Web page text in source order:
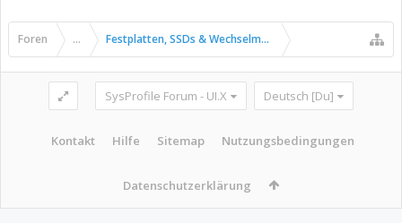
Foren ... Festplatten, SSDs & Wechselmedien
SysProfile Forum - UI.X Deutsch [Du]
Kontakt Hilfe Sitemap Nutzungsbedingungen
Datenschutzerklärung